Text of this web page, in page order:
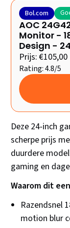
Bol.com
AOC
Monitor -
Design -
Prijs: €105,00
Rating: 4.8/5
Deze 24-inch
scherpe prijs
duurdere
gaming en
Waarom dit
Razendsnel
motion blur